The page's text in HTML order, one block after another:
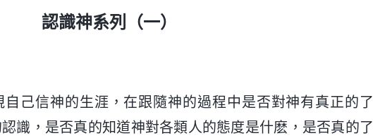
認識神系列（一）
己信神的生涯，在跟隨神的過程中是否對神有真正的了
識，是否真的知道神對各類人的態度是什麽，是否真的了